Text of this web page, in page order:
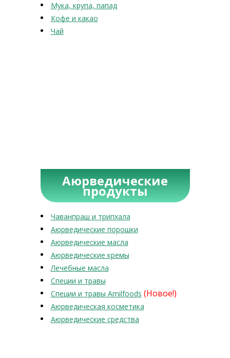
Мука, крупа, папад
Кофе и какао
Чай
Аюрведические
продукты
Чаванпраш и трипхала
Аюрведические порошки
Аюрведические масла
Аюрведические кремы
Лечебные масла
Специи и травы
Специи и травы Amilfoods (Новое!)
Аюрведическая косметика
Аюрведические средства